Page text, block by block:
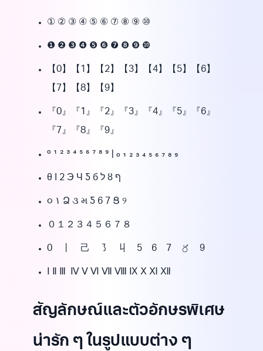
① ② ③ ④ ⑤ ⑥ ⑦ ⑧ ⑨ ⑩
❶ ❷ ❸ ❹ ❺ ❻ ❼ ❽ ❾ ❿
【0】【1】【2】【3】【4】【5】【6】
【7】【8】【9】
『0』『1』『2』『3』『4』『5』『6』
『7』『8』『9』
⁰ ¹ ² ³ ⁴ ⁵ ⁶ ⁷ ⁸ ⁹ | ₀ ₁ ₂ ₃ ₄ ₅ ₆ ₇ ₈ ₉
૦ ١ Ձ ૩ મ Ƽ 6 7 Ց ୨
０１２３４５６７８
0 丨 己 ㇌ 丩 5 6 7 〥 9
Ⅰ Ⅱ Ⅲ Ⅳ Ⅴ Ⅵ Ⅶ Ⅷ Ⅸ Ⅹ Ⅺ Ⅻ
สัญลักษณ์และตัวอักษรพิเศษ
น่ารัก ๆ ในรูปแบบต่าง ๆ